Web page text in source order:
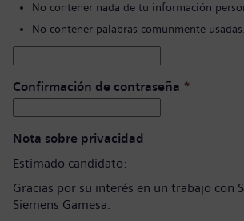
No contener nada de tu información
No contener palabras comunmente usadas.
Confirmación de contraseña *
Nota sobre privacidad
Estimado candidato:
Gracias por su interés en un trabajo con
Siemens Gamesa.